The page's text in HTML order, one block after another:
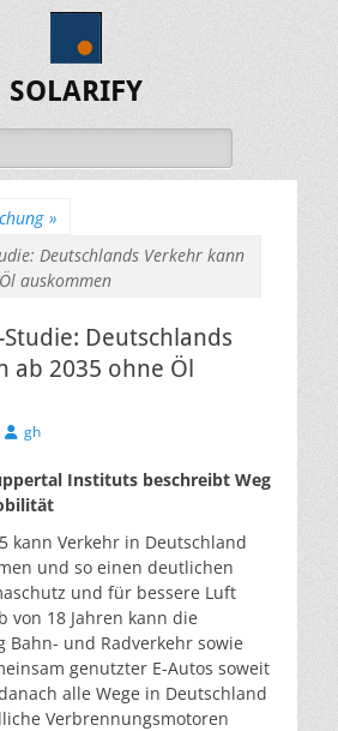
SOLARIFY
»
Deutschlands Verkehr kann
auskommen
Deutschlands
ab 2035 ohne Öl
Autor
gh
Instituts beschreibt Weg
kann Verkehr in Deutschland
und so einen deutlichen
und für bessere Luft
von 18 Jahren kann die
Bahn- und Radverkehr sowie
genutzter E-Autos soweit
alle Wege in Deutschland
Verbrennungsmotoren